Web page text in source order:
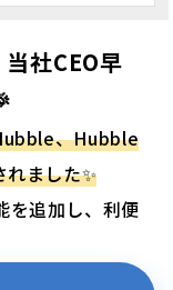
社CEO早
、Hubble
ました✨
を追加し、利便